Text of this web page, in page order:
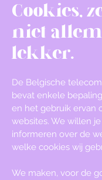
Cookies,
niet
lekker.
De Belgische
bevat enkele
en het gebruik ervan
websites. We willen
informeren over de
welke cookies wij
We maken, voor de